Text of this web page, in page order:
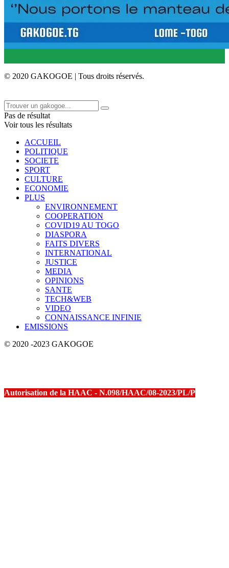
© 2020 GAKOGOE | Tous droits réservés.
Pas de résultat
Voir tous les résultats
ACCUEIL
POLITIQUE
SOCIETE
SPORT
CULTURE
ECONOMIE
PLUS
ENVIRONNEMENT
COOPERATION
COVID19 AU TOGO
DIASPORA
FAITS DIVERS
INTERNATIONAL
JUSTICE
MEDIA
OPINIONS
SANTE
TECH&WEB
VIDEO
CONNAISSANCE INFINIE
EMISSIONS
© 2020 -2023 GAKOGOE
Autorisation de la HAAC - N.098/HAAC/08-2023/PL/P